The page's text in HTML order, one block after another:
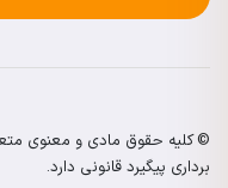
© کلیه حقوق مادی و معنوی
برداری پیگیرد قانونی دارد.